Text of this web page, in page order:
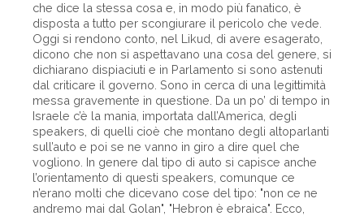
che dice la stessa cosa e, in modo più fanatico, è
disposta a tutto per scongiurare il pericolo che vede.
Oggi si rendono conto, nel Likud, di avere esagerato,
dicono che non si aspettavano una cosa del genere, si
dichiarano dispiaciuti e in Parlamento si sono astenuti
dal criticare il governo. Sono in cerca di una legittimità
messa gravemente in questione. Da un po’ di tempo in
Israele c’è la mania, importata dall’America, degli
speakers, di quelli cioè che montano degli altoparlanti
sull’auto e poi se ne vanno in giro a dire quel che
vogliono. In genere dal tipo di auto si capisce anche
l’orientamento di questi speakers, comunque ce
n’erano molti che dicevano cose del tipo: "non ce ne
andremo mai dal Golan", "Hebron è ebraica". Ecco,